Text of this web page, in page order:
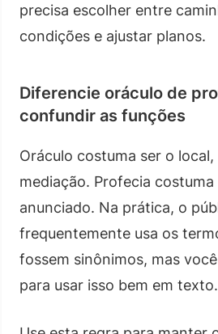
precisa escolher entre
condições e ajustar planos.
Diferencie oráculo de
confundir as funções
Oráculo costuma ser o
mediação. Profecia
anunciado. Na prática, o
frequentemente usa os
fossem sinônimos, mas
para usar isso bem em texto.